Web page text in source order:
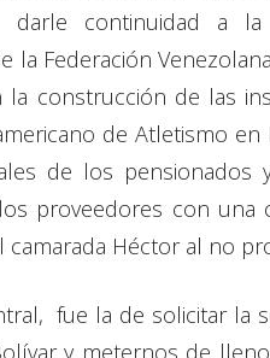
continuidad a la
la Federación
la construcción de las
de Atletismo
de los
proveedores con
Héctor al no
fue la de solicitar la
y meternos de